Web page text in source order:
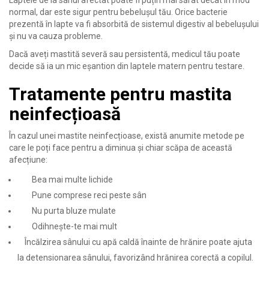
normal, dar este sigur pentru bebelușul tău. Orice bacterie
prezentă în lapte va fi absorbită de sistemul digestiv al bebelușului
și nu va cauza probleme.
Dacă aveți mastită severă sau persistentă, medicul tău poate
decide să ia un mic eșantion din laptele matern pentru testare.
Tratamente pentru mastita
neinfecțioasă
În cazul unei mastite neinfecțioase, există anumite metode pe
care le poți face pentru a diminua și chiar scăpa de această
afecțiune:
Bea mai multe lichide
Pune comprese reci peste sân
Nu purta bluze mulate
Odihnește-te mai mult
Încălzirea sânului cu apă caldă înainte de hrănire poate ajuta
la detensionarea sânului, favorizând hrănirea corectă a copilul.